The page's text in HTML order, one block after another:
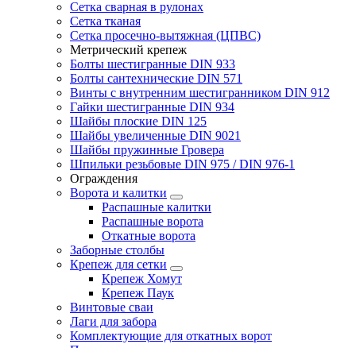
Сетка сварная в рулонах
Сетка тканая
Сетка просечно-вытяжная (ЦПВС)
Метрический крепеж
Болты шестигранные DIN 933
Болты сантехнические DIN 571
Винты с внутренним шестигранником DIN 912
Гайки шестигранные DIN 934
Шайбы плоские DIN 125
Шайбы увеличенные DIN 9021
Шайбы пружинные Гровера
Шпильки резьбовые DIN 975 / DIN 976-1
Ограждения
Ворота и калитки
Распашные калитки
Распашные ворота
Откатные ворота
Заборные столбы
Крепеж для сетки
Крепеж Хомут
Крепеж Паук
Винтовые сваи
Лаги для забора
Комплектующие для откатных ворот